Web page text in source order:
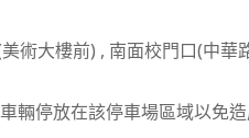
術大樓前) , 南面校門口(中華
輛停放在該停車場區域以免